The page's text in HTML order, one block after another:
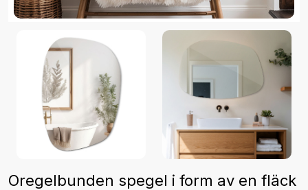
Oregelbunden spegel i form av en fläck